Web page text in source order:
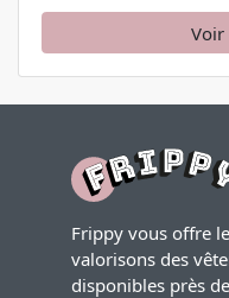
Voir
Frippy vous offre
valorisons des
disponibles près